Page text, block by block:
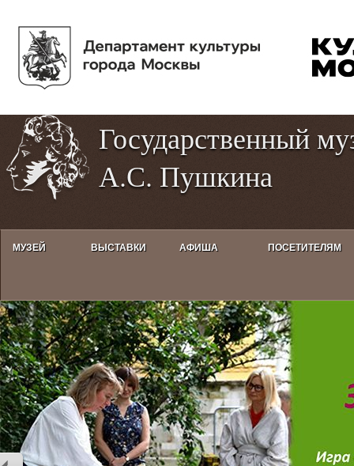
Государственный
А.С. Пушкина
МУЗЕЙ ВЫСТАВКИ АФИША ПОСЕТИТЕЛЯМ